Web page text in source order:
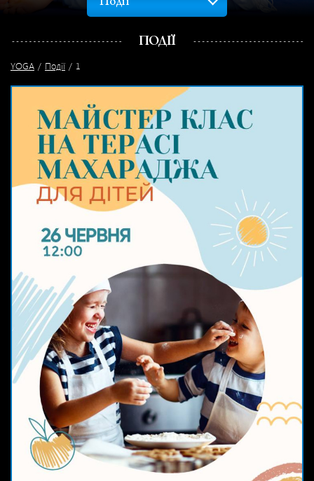
ПОДІЇ
YOGA Події 1